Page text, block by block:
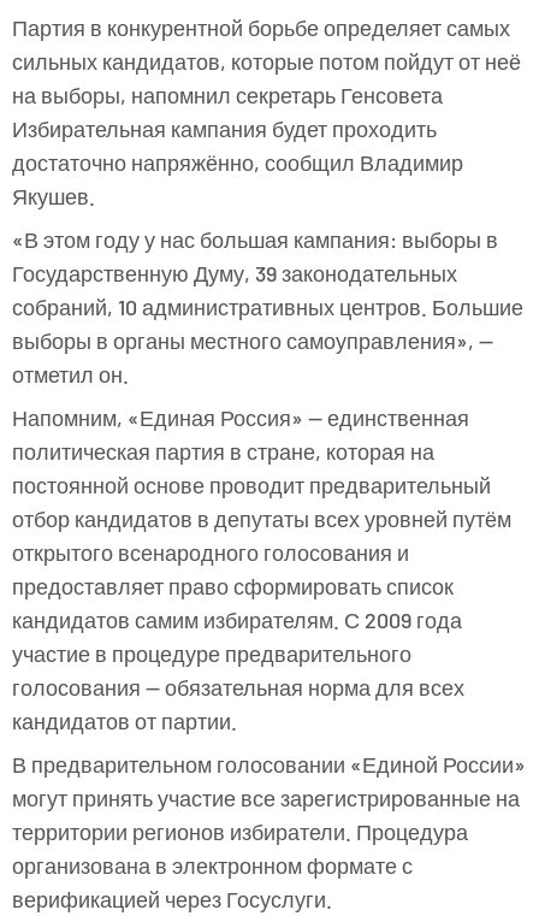
Партия в конкурентной борьбе определяет самых
сильных кандидатов, которые потом пойдут от неё
на выборы, напомнил секретарь Генсовета
Избирательная кампания будет проходить
достаточно напряжённо, сообщил Владимир
Якушев.
«В этом году у нас большая кампания: выборы в
Государственную Думу, 39 законодательных
собраний, 10 административных центров. Большие
выборы в органы местного самоуправления», —
отметил он.
Напомним, «Единая Россия» — единственная
политическая партия в стране, которая на
постоянной основе проводит предварительный
отбор кандидатов в депутаты всех уровней путём
открытого всенародного голосования и
предоставляет право сформировать список
кандидатов самим избирателям. С 2009 года
участие в процедуре предварительного
голосования — обязательная норма для всех
кандидатов от партии.
В предварительном голосовании «Единой России»
могут принять участие все зарегистрированные на
территории регионов избиратели. Процедура
организована в электронном формате с
верификацией через Госуслуги.